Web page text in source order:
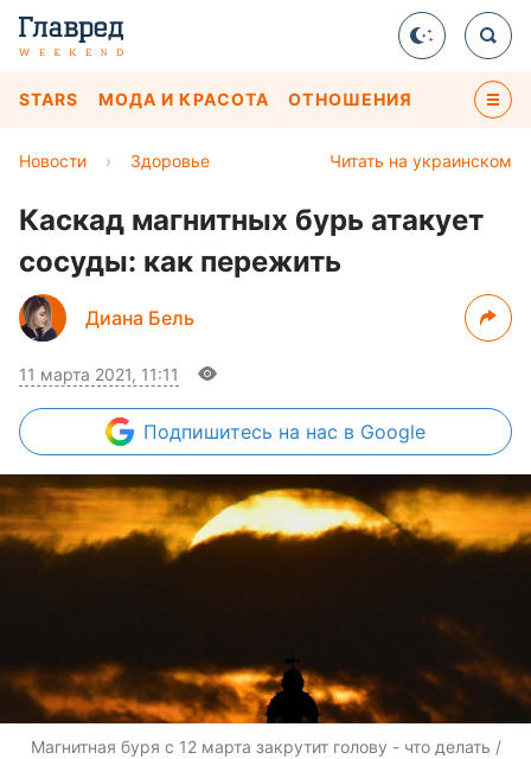
STARS МОДА И КРАСОТА ОТНОШЕНИЯ
Читать на украинском
Новости › Здоровье
Каскад магнитных бурь атакует
сосуды: как пережить
Диана Бель
11 марта 2021, 11:11
Подпишитесь на нас в Google
Магнитная буря с 12 марта закрутит голову - что делать /